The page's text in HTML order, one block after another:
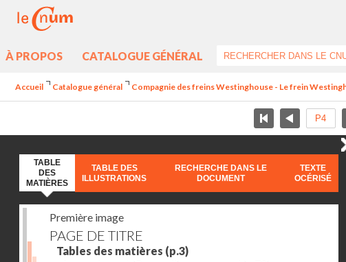
À PROPOS CATALOGUE GÉNÉRAL
Accueil Catalogue général Compagnie des freins Westinghouse - Le frein
TABLE
DES
MATIÈRES
TABLE DES
ILLUSTRATIONS
RECHERCHE DANS LE
DOCUMENT
TEXTE
OCÉRISÉ
Première image
PAGE DE TITRE
Tables des matières (p.3)